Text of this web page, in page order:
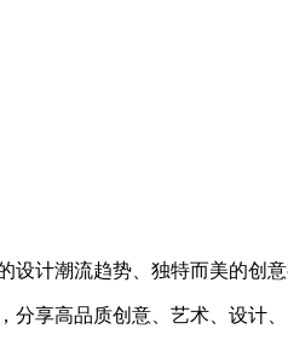
计潮流趋势、独特而美的创
享高品质创意、艺术、设计